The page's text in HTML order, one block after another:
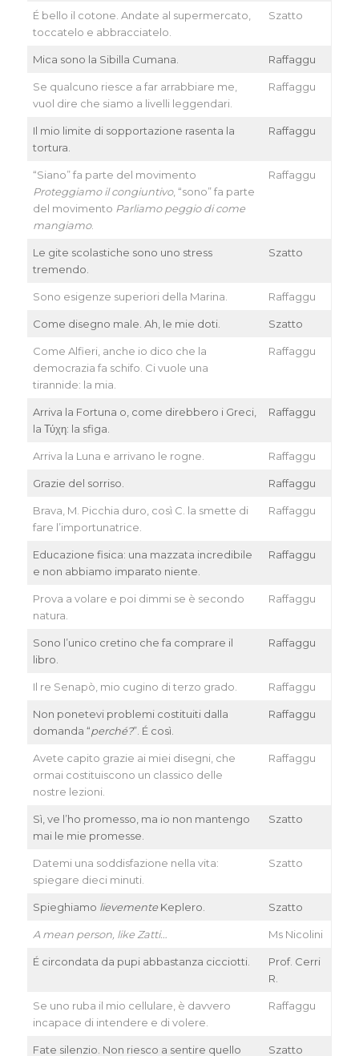
É bello il cotone. Andate al supermercato,
toccatelo e abbracciatelo.
Szatto
Mica sono la Sibilla Cumana. Raffaggu
Se qualcuno riesce a far arrabbiare me,
vuol dire che siamo a livelli leggendari.
Raffaggu
Il mio limite di sopportazione rasenta la
tortura.
Raffaggu
“Siano” fa parte del movimento
Proteggiamo il congiuntivo, “sono” fa parte
del movimento Parliamo peggio di come
mangiamo.
Raffaggu
Le gite scolastiche sono uno stress
tremendo.
Szatto
Sono esigenze superiori della Marina. Raffaggu
Come disegno male. Ah, le mie doti. Szatto
Come Alfieri, anche io dico che la
democrazia fa schifo. Ci vuole una
tirannide: la mia.
Raffaggu
Arriva la Fortuna o, come direbbero i Greci,
la Τύχη: la sfiga.
Raffaggu
Arriva la Luna e arrivano le rogne. Raffaggu
Grazie del sorriso. Raffaggu
Brava, M. Picchia duro, così C. la smette di
fare l’importunatrice.
Raffaggu
Educazione fisica: una mazzata incredibile
e non abbiamo imparato niente.
Raffaggu
Prova a volare e poi dimmi se è secondo
natura.
Raffaggu
Sono l’unico cretino che fa comprare il
libro.
Raffaggu
Il re Senapò, mio cugino di terzo grado. Raffaggu
Non ponetevi problemi costituiti dalla
domanda “perché?”. É così.
Raffaggu
Avete capito grazie ai miei disegni, che
ormai costituiscono un classico delle
nostre lezioni.
Raffaggu
Sì, ve l’ho promesso, ma io non mantengo
mai le mie promesse.
Szatto
Datemi una soddisfazione nella vita:
spiegare dieci minuti.
Szatto
Spieghiamo lievementeKeplero. Szatto
A mean person, like Zatti… Ms Nicolini
É circondata da pupi abbastanza cicciotti.
Prof. Cerri
R.
Se uno ruba il mio cellulare, è davvero
incapace di intendere e di volere.
Raffaggu
Fate silenzio. Non riesco a sentire quello Szatto